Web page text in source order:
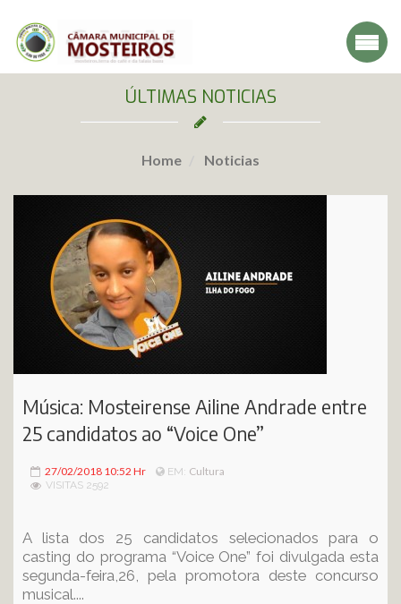
ÚLTIMAS NOTICIAS
Home Noticias
Música: Mosteirense Ailine Andrade entre
25 candidatos ao “Voice One”
27/02/2018 10:52 Hr EM: Cultura
VISITAS 2592
A lista dos 25 candidatos selecionados para o
casting do programa “Voice One” foi divulgada esta
segunda-feira,26, pela promotora deste concurso
musical....